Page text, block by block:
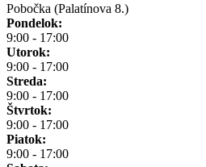
Pobočka (Palatínova 8.)
Pondelok:
9:00 - 17:00
Utorok:
9:00 - 17:00
Streda:
9:00 - 17:00
Štvrtok:
9:00 - 17:00
Piatok:
9:00 - 17:00